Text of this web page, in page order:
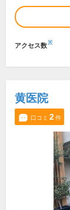
アクセス数※
黄医院
口コミ 2件